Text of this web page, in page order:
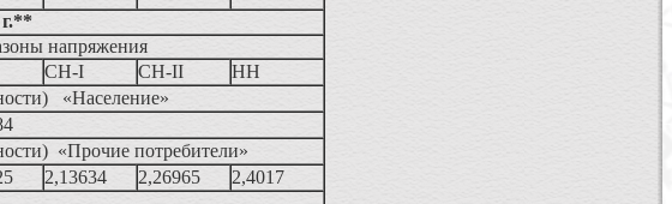
напряжения
СН-I СН-II
НН
«Население»
«Прочие потребители»
2,13634 2,26965
2,4017